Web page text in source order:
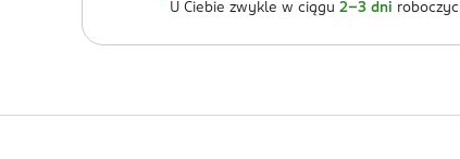
U Ciebie zwykle w ciągu 2-3 dni